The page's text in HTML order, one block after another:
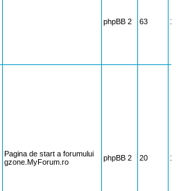
phpBB 2 63
Pagina de start a forumului
gzone.MyForum.ro
phpBB 2 20